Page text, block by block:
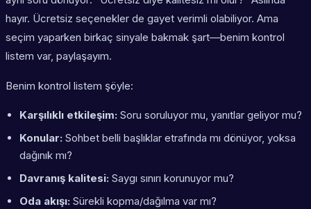
hayır. Ücretsiz seçenekler de gayet verimli olabiliyor. Ama
seçim yaparken birkaç sinyale bakmak şart—benim kontrol
listem var, paylaşayım.
Benim kontrol listem şöyle:
Karşılıklı etkileşim: Soru soruluyor mu, yanıtlar geliyor mu?
Konular: Sohbet belli başlıklar etrafında mı dönüyor, yoksa
dağınık mı?
Davranış kalitesi: Saygı sınırı korunuyor mu?
Oda akışı: Sürekli kopma/dağılma var mı?